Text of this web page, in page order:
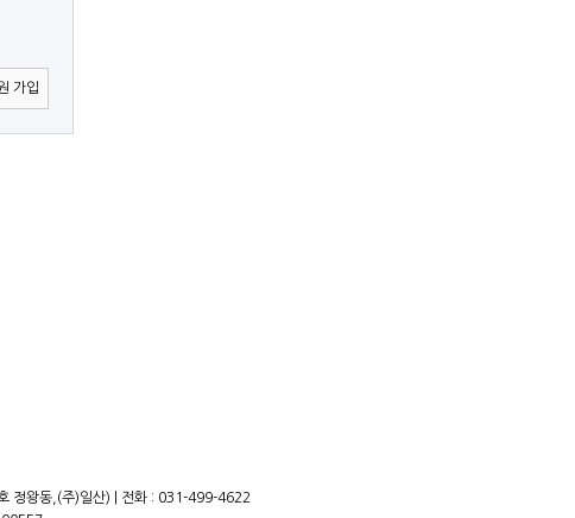
가입
정왕동,(주)일산) | 전화 : 031-499-4622